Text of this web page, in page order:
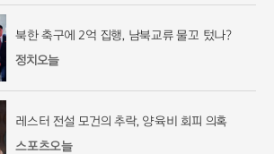
북한 축구에 2억 집행, 남북교류 물꼬 텄나?
정치오늘
레스터 전설 모건의 추락, 양육비 회피 의혹
스포츠오늘